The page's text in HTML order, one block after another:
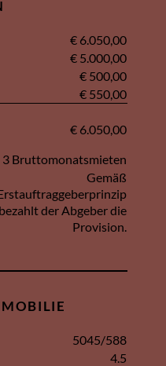
€ 6.050,00
€ 5.000,00
€ 500,00
€ 550,00
€ 6.050,00
3 Bruttomonatsmieten
Gemäß
bezahlt der Abgeber die
Provision.
5045/588
4.5